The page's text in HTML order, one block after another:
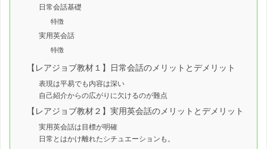
日常会話基礎
特徴
実用英会話
特徴
【レアジョブ教材１】日常会話のメリットとデメリット
表現は平易でも内容は深い
自己紹介からの広がりに欠けるのが難点
【レアジョブ教材２】実用英会話のメリットとデメリット
実用英会話は目標が明確
日常とはかけ離れたシチュエーションも。